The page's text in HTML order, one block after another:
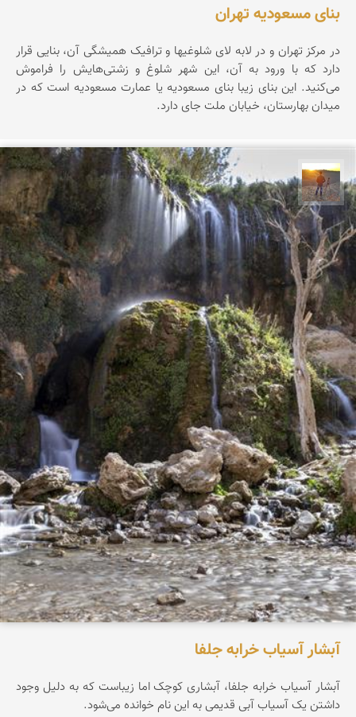
بنای مسعودیه تهران
در مرکز تهران و در لابه لای شلوغیها و ترافیک همیشگی آن، بنایی قرار
دارد که با ورود به آن، این شهر شلوغ و زشتی‌هایش را فراموش
می‌کنید. این بنای زیبا بنای مسعودیه یا عمارت مسعودیه است که در
میدان بهارستان، خیابان ملت جای دارد.
مهدی مخلصیان
آبشار آسیاب خرابه جلفا
آبشار آسیاب خرابه جلفا، آبشاری کوچک اما زیباست که به دلیل وجود
داشتن یک آسیاب آبی قدیمی به این نام خوانده می‌شود.